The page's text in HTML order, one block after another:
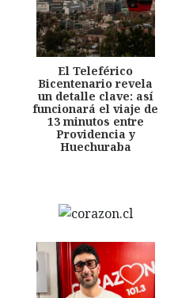
El Teleférico
Bicentenario revela
un detalle clave: así
funcionará el viaje de
13 minutos entre
Providencia y
Huechuraba